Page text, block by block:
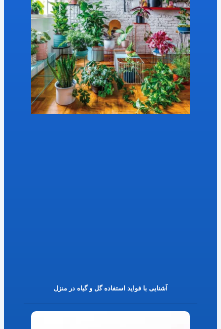
آشنایی با فواید استفاده گل و گیاه در منزل